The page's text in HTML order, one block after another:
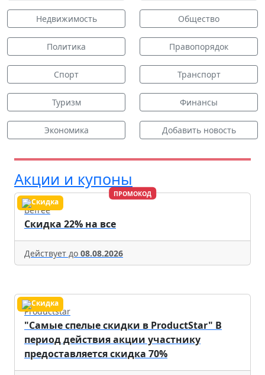
Недвижимость Общество
Политика Правопорядок
Спорт Транспорт
Туризм Финансы
Экономика Добавить новость
Акции и купоны
ПРОМОКОД
Befree
Скидка 22% на все
Действует до 08.08.2026
Productstar
"Самые спелые скидки в ProductStar" В
период действия акции участнику
предоставляется скидка 70%